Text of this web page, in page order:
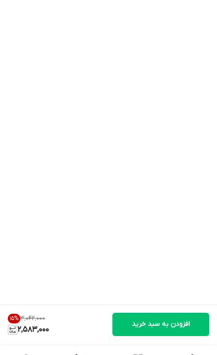
۳٬۰۴۲٬۰۰۰ 15%
2,583,000
افزودن به سبد خرید